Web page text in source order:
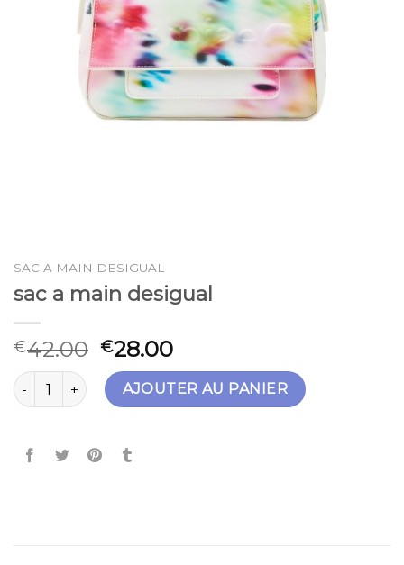
SAC A MAIN DESIGUAL
sac a main desigual
€42.00 €28.00
quantité de sac a main desigual
AJOUTER AU PANIER